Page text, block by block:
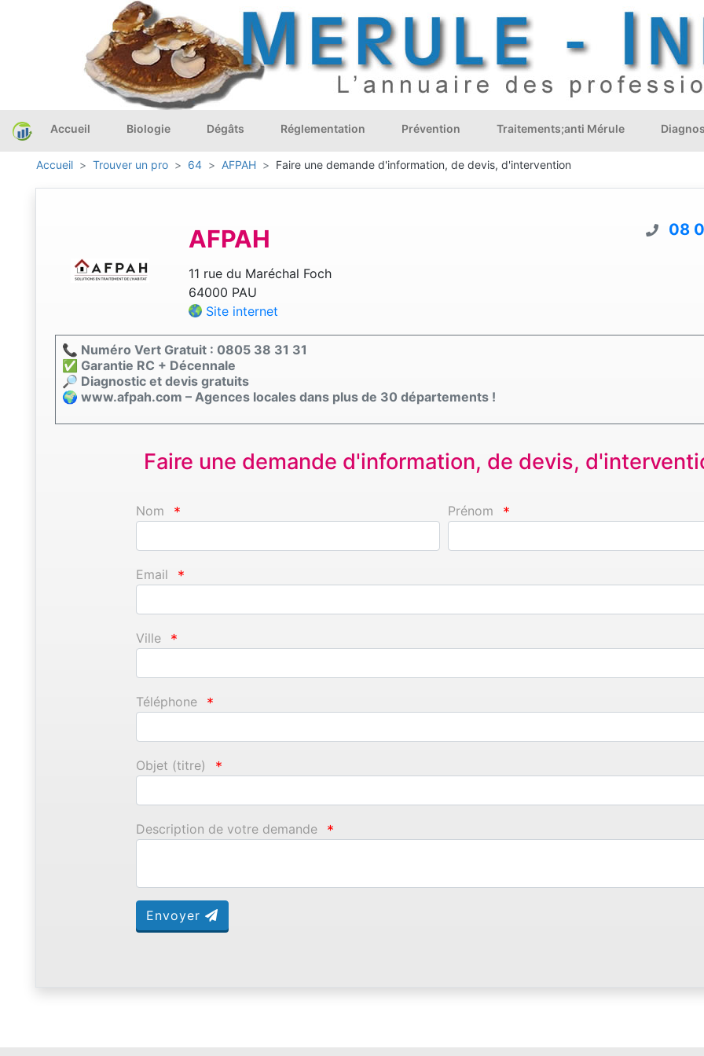
Accueil Biologie Dégâts Réglementation Prévention Traitements;anti Mérule
Accueil Trouver un pro 64 AFPAH Faire une demande d'information, de devis, d'intervention
AFPAH
11 rue du Maréchal Foch
64000 PAU
Site internet
08
📞 Numéro Vert Gratuit : 0805 38 31 31
✅ Garantie RC + Décennale
🔎 Diagnostic et devis gratuits
🌍 www.afpah.com – Agences locales dans plus de 30 départements !
Faire une demande d'information, de devis,
Nom * Prénom *
Email *
Ville *
Téléphone *
Objet (titre) *
Description de votre demande *
Envoyer